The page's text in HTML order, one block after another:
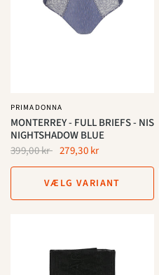
PRIMADONNA
MONTERREY - FULL BRIEFS - NIS
NIGHTSHADOW BLUE
399,00 kr 279,30 kr
VÆLG VARIANT